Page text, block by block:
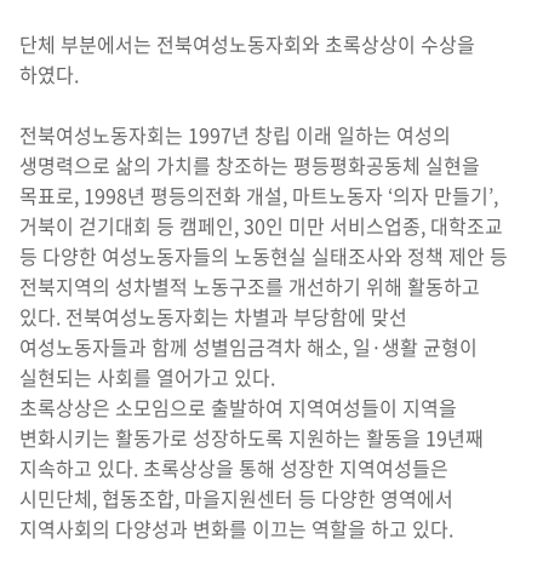
단체 부분에서는 전북여성노동자회와 초록상상이 수상을
하였다.
전북여성노동자회는 1997년 창립 이래 일하는 여성의
생명력으로 삶의 가치를 창조하는 평등평화공동체 실현을
목표로, 1998년 평등의전화 개설, 마트노동자 ‘의자 만들기’,
거북이 걷기대회 등 캠페인, 30인 미만 서비스업종, 대학조교
등 다양한 여성노동자들의 노동현실 실태조사와 정책 제안 등
전북지역의 성차별적 노동구조를 개선하기 위해 활동하고
있다. 전북여성노동자회는 차별과 부당함에 맞선
여성노동자들과 함께 성별임금격차 해소, 일·생활 균형이
실현되는 사회를 열어가고 있다.
초록상상은 소모임으로 출발하여 지역여성들이 지역을
변화시키는 활동가로 성장하도록 지원하는 활동을 19년째
지속하고 있다. 초록상상을 통해 성장한 지역여성들은
시민단체, 협동조합, 마을지원센터 등 다양한 영역에서
지역사회의 다양성과 변화를 이끄는 역할을 하고 있다.